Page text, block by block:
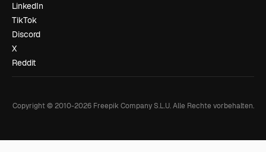
LinkedIn
TikTok
Discord
X
Reddit
Copyright © 2010-2026Freepik Company S.L.U. Alle Rechte vorbehalten.